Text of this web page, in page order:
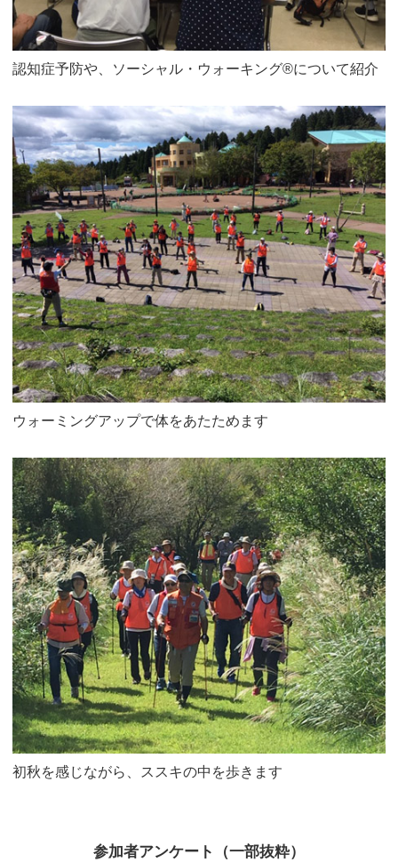
認知症予防や、ソーシャル・ウォーキング®について紹介
ウォーミングアップで体をあたためます
初秋を感じながら、ススキの中を歩きます
参加者アンケート（一部抜粋）